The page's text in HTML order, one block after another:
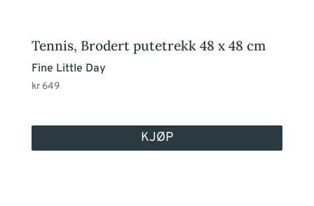
Tennis, Brodert putetrekk 48 x 48 cm
Fine Little Day
kr649
KJØP